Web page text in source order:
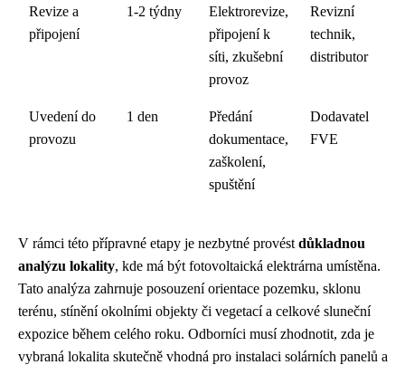
Revize a
připojení
1-2 týdny
Elektrorevize,
připojení k
síti, zkušební
provoz
Revizní
technik,
distributor
Uvedení do
provozu
1 den
Předání
dokumentace,
zaškolení,
spuštění
Dodavatel
FVE
V rámci této přípravné etapy je nezbytné provést důkladnou
analýzu lokality, kde má být fotovoltaická elektrárna umístěna.
Tato analýza zahrnuje posouzení orientace pozemku, sklonu
terénu, stínění okolními objekty či vegetací a celkové sluneční
expozice během celého roku. Odborníci musí zhodnotit, zda je
vybraná lokalita skutečně vhodná pro instalaci solárních panelů a